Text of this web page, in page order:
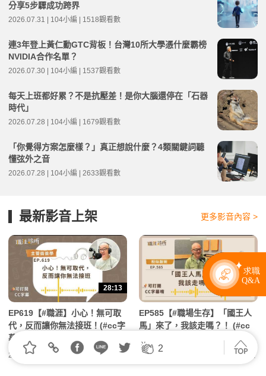
2
分享5步驟成功跨界
2026.07.31 | 104小編 | 1518觀看數
連3年登上黃仁勳GTC背板！台灣10所大學憑什麼霸榜
NVIDIA合作名單？
2026.07.30 | 104小編 | 1537觀看數
每天上班都好累？不是抗壓差！是你大腦還停在「石器
時代」
2026.07.28 | 104小編 | 1679觀看數
「你覺得方案怎麼樣？」真正想說什麼？4類關鍵詞聽
懂弦外之音
2026.07.28 | 104小編 | 2633觀看數
最新影音上架 更多影音內容 >
28:13
EP619【#職涯】小心！無可取
代，反而讓你無法接班！(#cc字
幕 ) | 104職涯診所Podcast
2026.06.18 | 104小編 | 60觀看數
30:41
EP585【#職場生存】「國王人
馬」來了，我該走嗎？！ (#cc
2026.02.09 | 104小編 | 20660觀看數